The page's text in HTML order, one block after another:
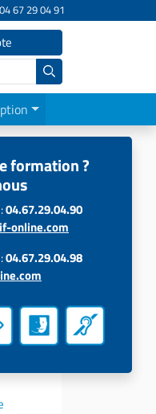
04 67 29 04 91
de
formation ?
04.67.29.04.90
online.com
04.67.29.04.98